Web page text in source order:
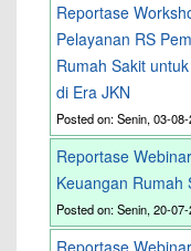
Reportase
Pelayanan RS
Rumah Sakit
di Era JKN
Posted on: Senin, 03-
Reportase
Keuangan Rumah
Posted on: Senin, 20-
Reportase